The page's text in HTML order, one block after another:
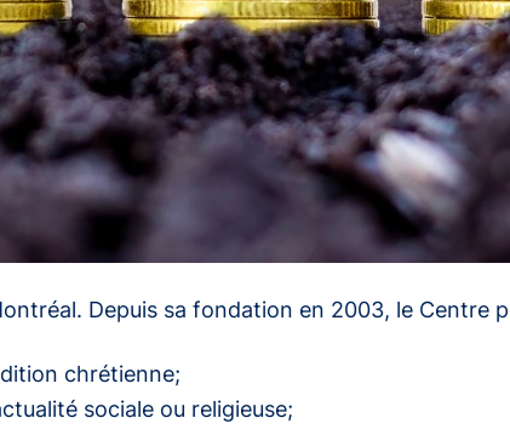
Depuis sa fondation en 2003, le Centre
chrétienne;
sociale ou religieuse;